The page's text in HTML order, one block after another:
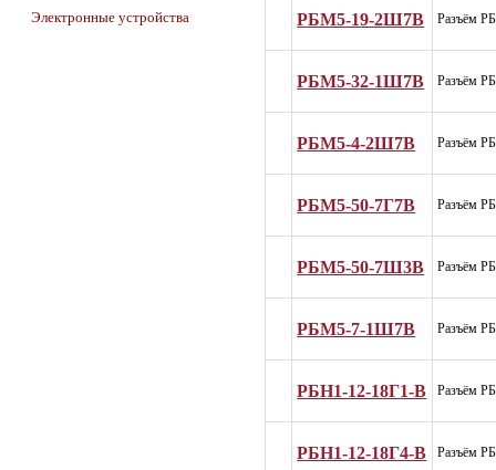
Электронные устройства
РБМ5-19-2Ш7В Разъём
РБМ5-32-1Ш7В Разъём
РБМ5-4-2Ш7В Разъём
РБМ5-50-7Г7В Разъём
РБМ5-50-7Ш3В Разъём
РБМ5-7-1Ш7В Разъём
РБН1-12-18Г1-В Разъём
РБН1-12-18Г4-В Разъём